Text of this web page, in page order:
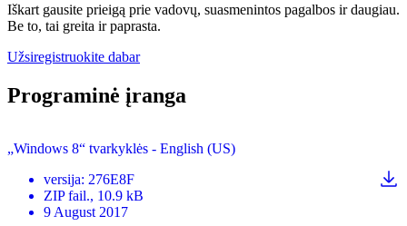
Iškart gausite prieigą prie vadovų, suasmenintos pagalbos ir daugiau.
Be to, tai greita ir paprasta.
Užsiregistruokite dabar
Programinė įranga
„Windows 8“ tvarkyklės - English (US)
versija: 276E8F
ZIP fail., 10.9 kB
9 August 2017